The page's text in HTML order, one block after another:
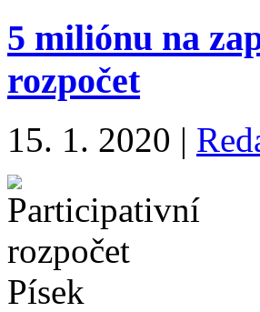
5 miliónu na
rozpočet
15. 1. 2020 |